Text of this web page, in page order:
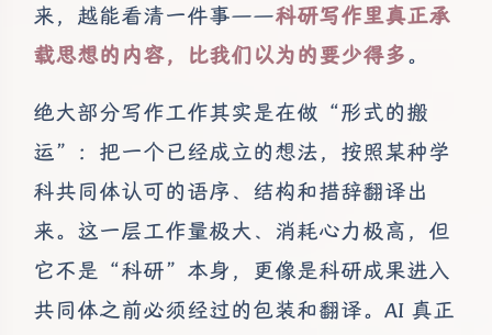
来，越能看清一件事——科研写作里真正承
载思想的内容，比我们以为的要少得多。
绝大部分写作工作其实是在做“形式的搬
运”：把一个已经成立的想法，按照某种学
科共同体认可的语序、结构和措辞翻译出
来。这一层工作量极大、消耗心力极高，但
它不是“科研”本身，更像是科研成果进入
共同体之前必须经过的包装和翻译。AI 真正